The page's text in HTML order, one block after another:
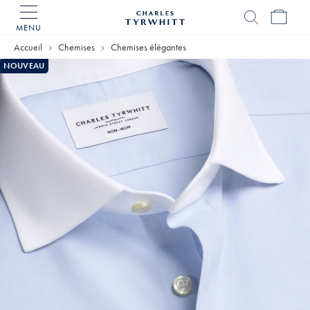
MENU
Tyrwhitt
Accueil Chemises Chemises élégantes
NOUVEAU